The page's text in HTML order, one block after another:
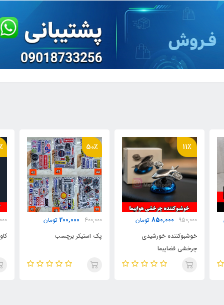
50٪
400,000
200,000 تومان
پک استیکر برچسب
31٪
1,400,000
979,000 تومان
کاور سوئیچ فلزی رافور
کیت